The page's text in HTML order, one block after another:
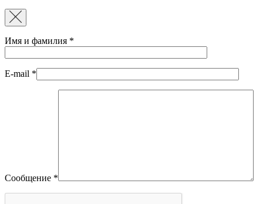
Имя и фамилия *
E-mail *
Сообщение *